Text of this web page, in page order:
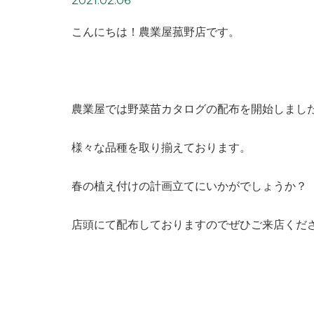
こんにちは！農業屋菰野店です。
農業屋では野菜苗カタログの配布を開始しまし
様々な品種を取り揃えております。
春の植え付けの計画立てにいかがでしょうか？
店頭にて配布しておりますのでぜひご来店くだ